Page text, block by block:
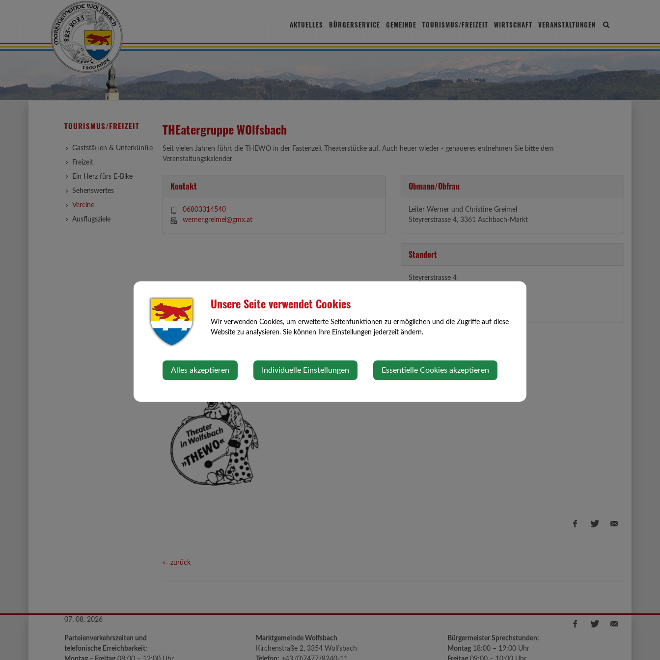
Site
toggle
AKTUELLES BÜRGERSERVICE GEMEINDE TOURISMUS/FREIZEIT WIRTSCHAFT VERANSTALTUNGEN
THEatergruppe WOlfsbach
Seit vielen Jahren führt die THEWO in der Fastenzeit Theaterstücke auf. Auch heuer wieder - genaueres entnehmen Sie bitte dem
Veranstaltungskalender
Kontakt
06803314540
werner.greimel@gmx.at
Obmann/Obfrau
Leiter Werner und Christine Greimel
Steyrerstrasse 4, 3361 Aschbach-Markt
Standort
Steyrerstrasse 4
⇐ zurück
TOURISMUS/FREIZEIT
Gaststätten & Unterkünfte
Freizeit
Ein Herz fürs E-Bike
Sehenswertes
Vereine
Ausflugsziele
07. 08. 2026
Parteienverkehrszeiten und
telefonische Erreichbarkeit:
Marktgemeinde Wolfsbach
Kirchenstraße 2, 3354 Wolfsbach
Bürgermeister Sprechstunden:
Montag 18:00 – 19:00 Uhr
Unsere Seite verwendet Cookies
Wir verwenden Cookies, um erweiterte Seitenfunktionen zu ermöglichen und die Zugriffe auf diese
Website zu analysieren. Sie können Ihre Einstellungen jederzeit ändern.
Alles akzeptieren Individuelle Einstellungen Essentielle Cookies akzeptieren